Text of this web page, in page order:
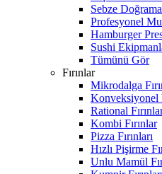
Sebze
Profesyonel
Hamburger
Sushi
Tümünü Gör
Fırınlar
Mikrodalga
Konveksiyonel
Rational
Kombi Fırınlar
Pizza Fırınları
Hızlı Pişirme
Unlu Mamül